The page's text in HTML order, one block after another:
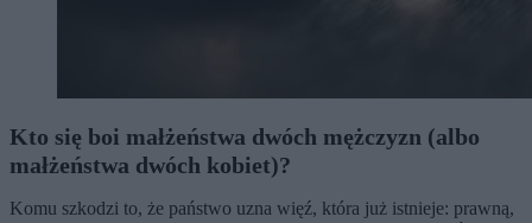
Kto się boi małżeństwa dwóch mężczyzn (albo
małżeństwa dwóch kobiet)?
Komu szkodzi to, że państwo uzna więź, która już istnieje: prawną,